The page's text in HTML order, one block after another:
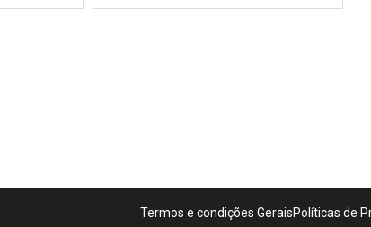
Termos e condições GeraisPolíticas de